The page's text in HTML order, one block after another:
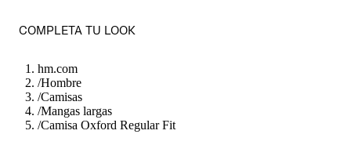
COMPLETA TU LOOK
hm.com
/Hombre
/Camisas
/Mangas largas
/Camisa Oxford Regular Fit